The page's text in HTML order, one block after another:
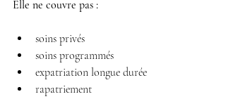
Elle ne couvre pas :
soins privés
soins programmés
expatriation longue durée
rapatriement